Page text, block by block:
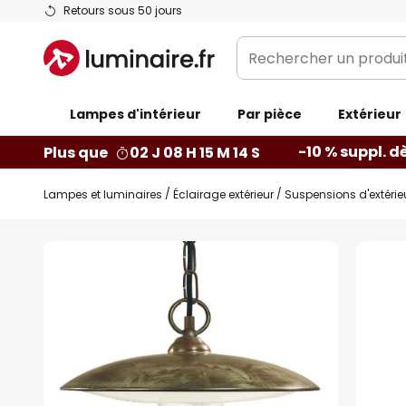
Retours sous 50 jours
Allez
contenu
Rechercher
un
catégorie...
Lampes d'intérieur Par pièce Extérieur
Plus que 02 J 08 H 15 M 13 S -10 % suppl.
Lampes et luminaires Éclairage extérieur Suspensions
images